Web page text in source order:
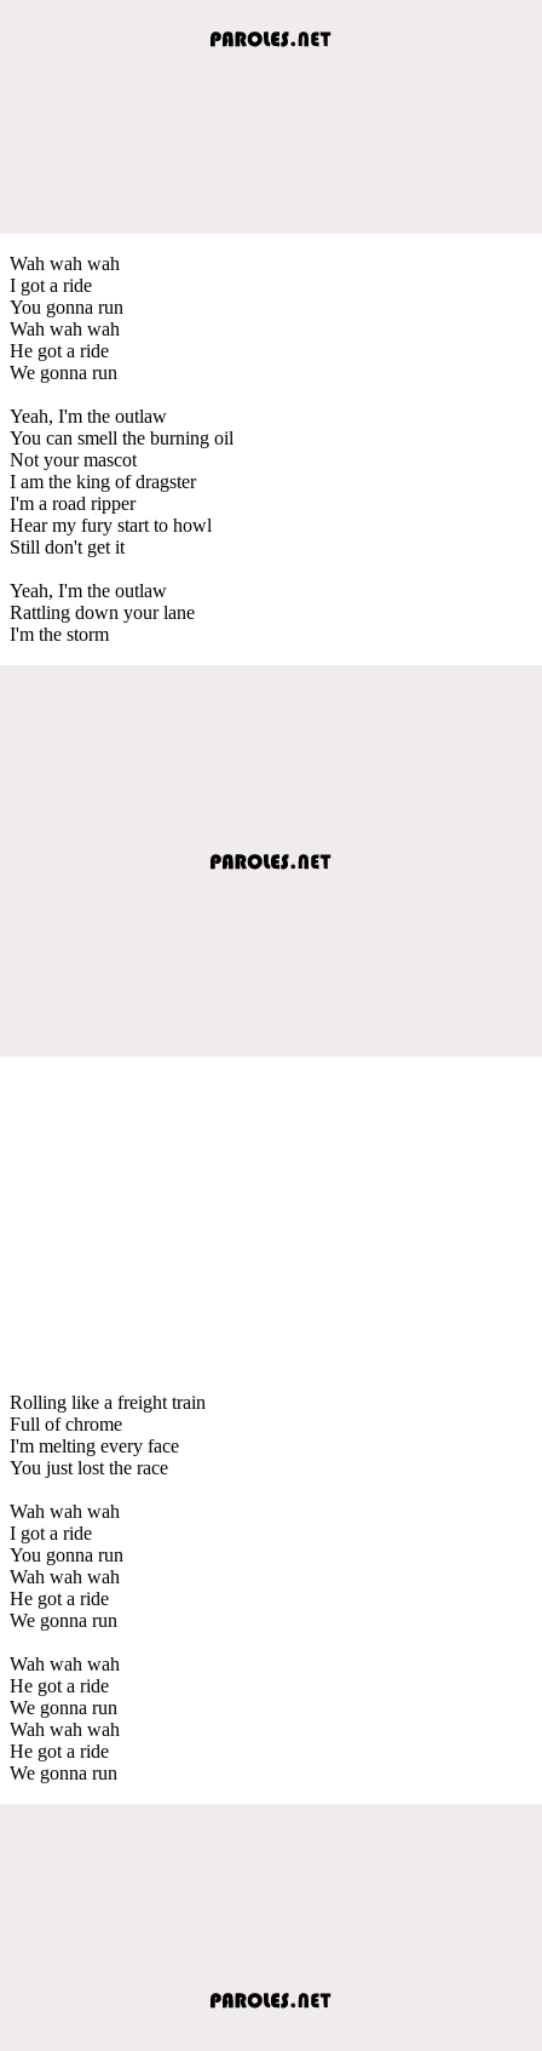
Wah wah wah
I got a ride
You gonna run
Wah wah wah
He got a ride
We gonna run
Yeah, I'm the outlaw
You can smell the burning oil
Not your mascot
I am the king of dragster
I'm a road ripper
Hear my fury start to howl
Still don't get it
Yeah, I'm the outlaw
Rattling down your lane
I'm the storm
Rolling like a freight train
Full of chrome
I'm melting every face
You just lost the race
Wah wah wah
I got a ride
You gonna run
Wah wah wah
He got a ride
We gonna run
Wah wah wah
He got a ride
We gonna run
Wah wah wah
He got a ride
We gonna run